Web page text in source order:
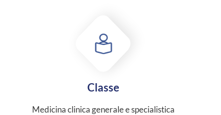
Classe
Medicina clinica generale e specialistica